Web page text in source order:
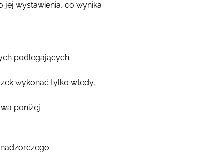
jej wystawienia, co wynika
podlegających
wykonać tylko wtedy,
poniżej.